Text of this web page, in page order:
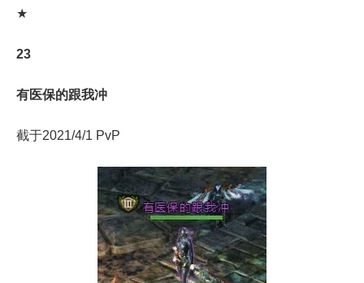
★
23
有医保的跟我冲
截于2021/4/1 PvP